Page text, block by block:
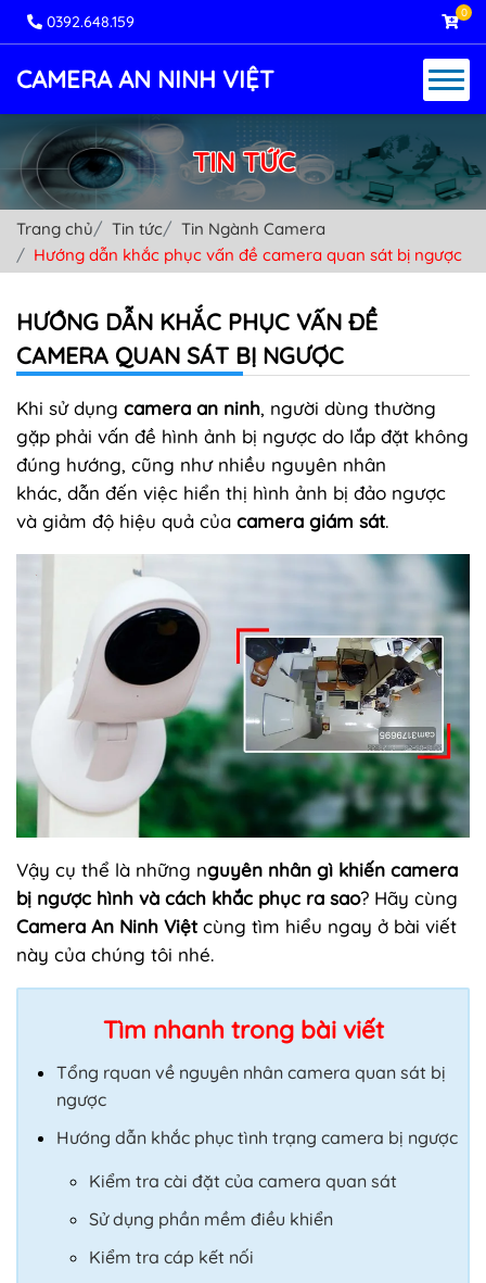
0392.648.159 0
CAMERA AN NINH VIỆT
TIN TỨC
Trang chủ Tin tức
Tin Ngành Camera
Hướng dẫn khắc phục vấn đề camera quan sát bị ngược
HƯỚNG DẪN KHẮC PHỤC VẤN ĐỀ
CAMERA QUAN SÁT BỊ NGƯỢC
Khi sử dụng camera an ninh, người dùng thường
gặp phải vấn đề hình ảnh bị ngược do lắp đặt không
đúng hướng, cũng như nhiều nguyên nhân
khác, dẫn đến việc hiển thị hình ảnh bị đảo ngược
và giảm độ hiệu quả của camera giám sát.
Vậy cụ thể là những nguyên nhân gì khiến camera
bị ngược hình và cách khắc phục ra sao? Hãy cùng
Camera An Ninh Việtcùng tìm hiểu ngay ở bài viết
này của chúng tôi nhé.
Tìm nhanh trong bài viết
Tổng rquan về nguyên nhân camera quan sát bị
ngược
Hướng dẫn khắc phục tình trạng camera bị ngược
Kiểm tra cài đặt của camera quan sát
Sử dụng phần mềm điều khiển
Kiểm tra cáp kết nối